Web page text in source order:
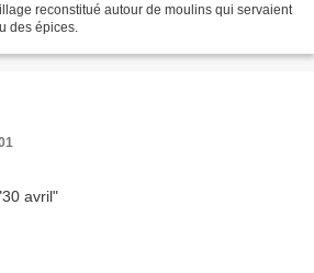
reconstitué autour de moulins qui servaient
des épices.